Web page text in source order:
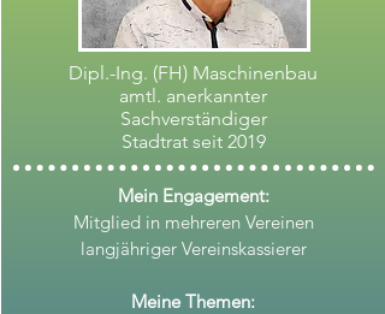
Dipl.-Ing. (FH) Maschinenbau
amtl. anerkannter
Sachverständiger
Stadtrat seit 2019
Mein Engagement:
Mitglied in mehreren Vereinen
langjähriger Vereinskassierer
Meine Themen: